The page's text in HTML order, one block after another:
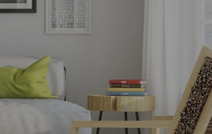
Bangku Taman
Bufet Hias